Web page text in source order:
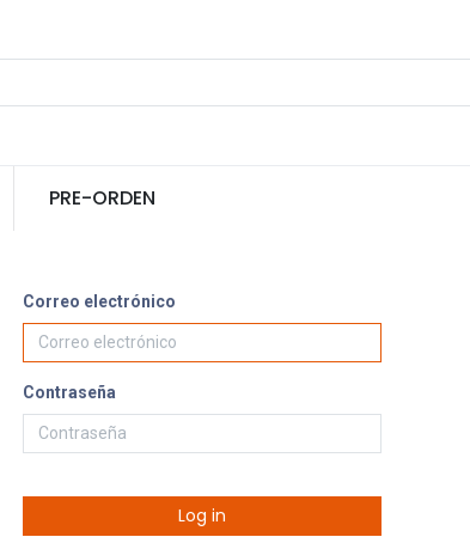
PRE-ORDEN
Correo electrónico
Contraseña
Log in